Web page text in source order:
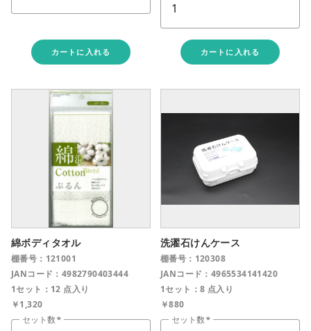
カートに入れる カートに入れる
綿ボディタオル
棚番号：121001
JANコード：4982790403444
1セット：12 点入り
￥1,320
セット数
洗濯石けんケース
棚番号：120308
JANコード：4965534141420
1セット：8 点入り
￥880
セット数
close
カートに追加しました。